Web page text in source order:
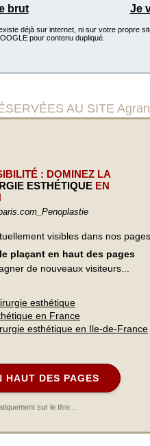
brut Je
déjà sur internet, ni sur votre propre
pour contenu dupliqué.
AU SITE
: DOMINEZ LA
ESTHÉTIQUE EN
visibles dans nos pages
plaçant en haut des pages
de nouveaux visiteurs...
esthétique
en France
esthétique en Ile-de-France
HAUT DES PAGES
sur le titre...